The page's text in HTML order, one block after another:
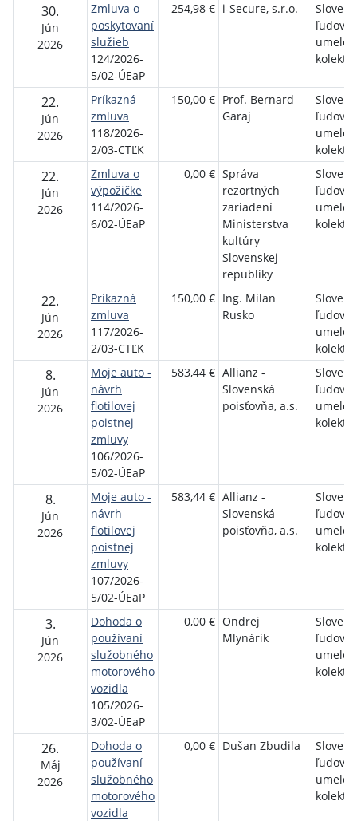
30.
Jún
2026
Zmluva o
poskytovaní
služieb
124/2026-
5/02-ÚEaP
254,98 € i-Secure, s.r.o.
ľudový
kolektív
22.
Jún
2026
Príkazná
zmluva
118/2026-
2/03-CTĽK
150,00 € Prof. Bernard
Garaj
ľudový
kolektív
22.
Jún
2026
Zmluva o
výpožičke
114/2026-
6/02-ÚEaP
0,00 € Správa
rezortných
zariadení
Ministerstva
kultúry
Slovenskej
republiky
ľudový
kolektív
22.
Jún
2026
Príkazná
zmluva
117/2026-
2/03-CTĽK
150,00 € Ing. Milan
Rusko
ľudový
kolektív
8.
Jún
2026
Moje auto -
návrh
flotilovej
poistnej
zmluvy
106/2026-
5/02-ÚEaP
583,44 € Allianz -
Slovenská
poisťovňa, a.s.
ľudový
kolektív
8.
Jún
2026
Moje auto -
návrh
flotilovej
poistnej
zmluvy
107/2026-
5/02-ÚEaP
583,44 € Allianz -
Slovenská
poisťovňa, a.s.
ľudový
kolektív
3.
Jún
2026
Dohoda o
používaní
služobného
motorového
vozidla
105/2026-
3/02-ÚEaP
0,00 € Ondrej
Mlynárik
ľudový
kolektív
26.
Máj
2026
Dohoda o
používaní
služobného
motorového
vozidla
0,00 € Dušan Zbudila
ľudový
kolektív